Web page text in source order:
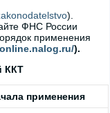
).
ФНС России
применения
).
ККТ
применения